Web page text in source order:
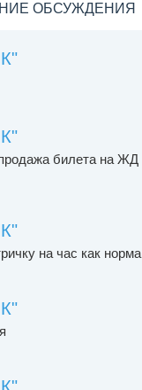
ОБСУЖДЕНИЯ
билета на ЖД
на час как норма